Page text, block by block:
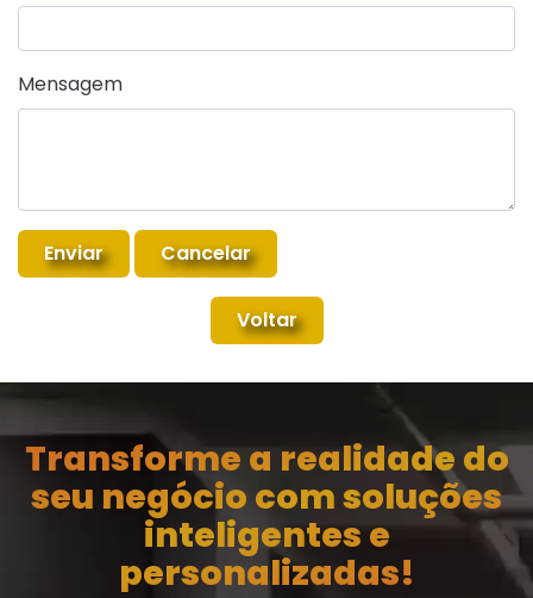
Mensagem
Voltar
Transforme a realidade do
seu negócio com soluções
inteligentes e
personalizadas!